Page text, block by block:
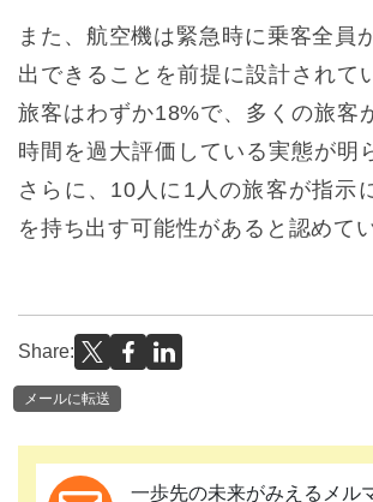
また、航空機は緊急時に乗客全員
出できることを前提に設計されて
旅客はわずか18%で、多くの旅客
時間を過大評価している実態が明
さらに、10人に1人の旅客が指示
を持ち出す可能性があると認めて
Share:
メールに転送
一歩先の未来がみえるメル